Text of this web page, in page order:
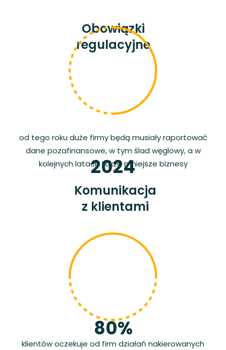
Obowiązki
regulacyjne
2024
od tego roku duże firmy będą musiały raportować
dane pozafinansowe, w tym ślad węglowy, a w
kolejnych latach także mniejsze biznesy
Komunikacja
z klientami
80%
klientów oczekuje od firm działań nakierowanych